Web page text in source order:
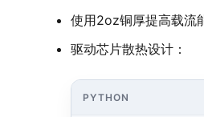
使用2oz铜厚提高载流
驱动芯片散热设计：
PYTHON